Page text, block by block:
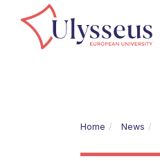
Home News